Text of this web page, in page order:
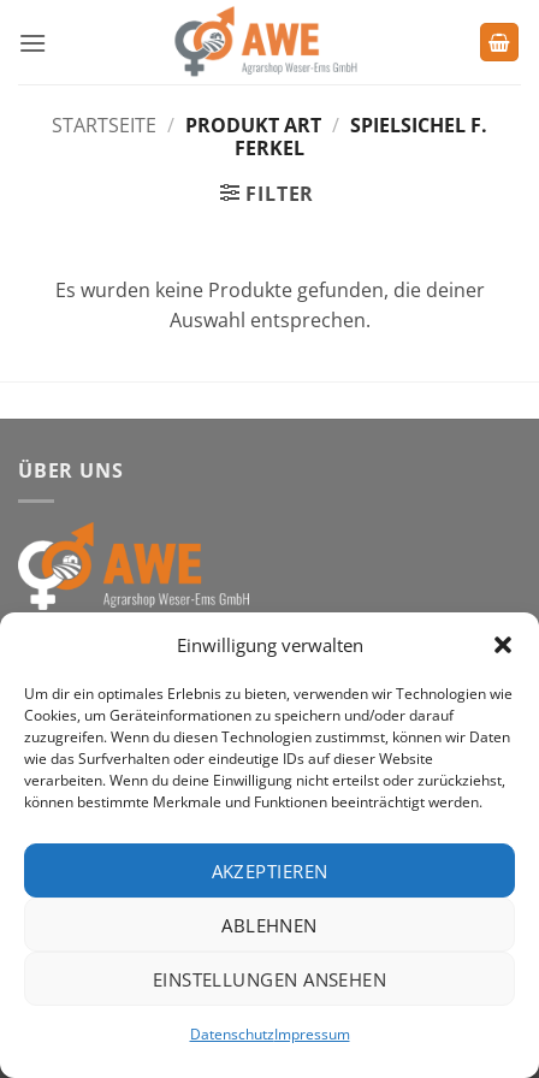
Einwilligung verwalten
Um dir ein optimales Erlebnis zu bieten, verwenden wir Technologien wie
Cookies, um Geräteinformationen zu speichern und/oder darauf
zuzugreifen. Wenn du diesen Technologien zustimmst, können wir Daten
wie das Surfverhalten oder eindeutige IDs auf dieser Website
verarbeiten. Wenn du deine Einwilligung nicht erteilst oder zurückziehst,
können bestimmte Merkmale und Funktionen beeinträchtigt werden.
AKZEPTIEREN
ABLEHNEN
EINSTELLUNGEN ANSEHEN
DatenschutzImpressum
Inhalt
STARTSEITE / PRODUKT ART / SPIELSICHEL F.
FERKEL
FILTER
Es wurden keine Produkte gefunden, die deiner
Auswahl entsprechen.
ÜBER UNS
awe ist heute auf vielen Höfen die 1. Adresse, wenn es
PayPal Rechung
AWE - Agrarshop Weser-Ems GmbH